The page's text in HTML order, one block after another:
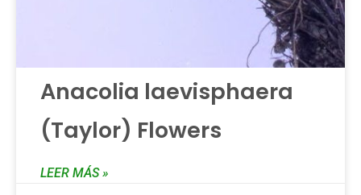
Anacolia laevisphaera
(Taylor) Flowers
LEER MÁS »